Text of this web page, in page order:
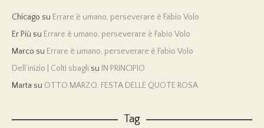
Chicago su Errare è umano, perseverare è Fabio Volo
Er Più su Errare è umano, perseverare è Fabio Volo
Marco su Errare è umano, perseverare è Fabio Volo
Dell’inizio | Colti sbagli su IN PRINCIPIO
Marta su OTTO MARZO, FESTA DELLE QUOTE ROSA
Tag